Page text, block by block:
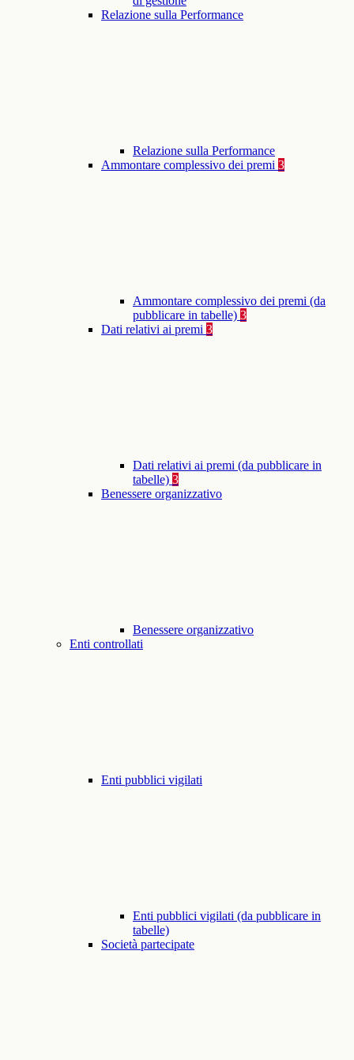
Relazione sulla Performance
Relazione sulla Performance
Ammontare complessivo dei premi 3
Ammontare complessivo dei premi (da
pubblicare in tabelle) 3
Dati relativi ai premi 3
Dati relativi ai premi (da pubblicare in
tabelle) 3
Benessere organizzativo
Benessere organizzativo
Enti controllati
Enti pubblici vigilati
Enti pubblici vigilati (da pubblicare in
tabelle)
Società partecipate